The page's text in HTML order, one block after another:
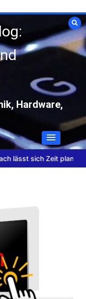
Hardware,
sich Zeit planen